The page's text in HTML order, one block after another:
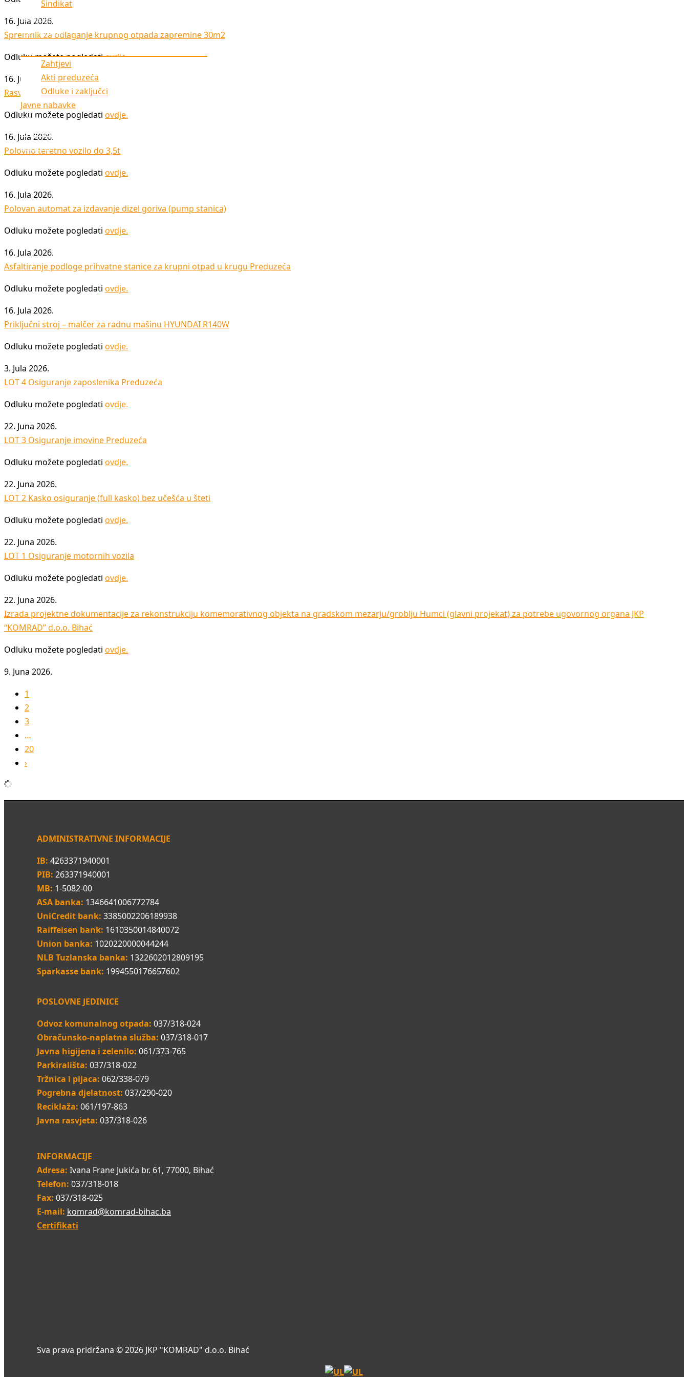
Sindikat
Galerija
Dokumenti
Zahtjevi
Akti preduzeća
Odluke i zaključci
Javne nabavke
Cjenovnik
Krupni otpad
Kontakt
16. Jula 2026.
Spremnik za odlaganje krupnog otpada zapremine 30m2
Odluku možete pogledatiovdje.
16. Jula 2026.
Rasvjetna oprema i potrošni materijal
Odluku možete pogledati ovdje.
16. Jula 2026.
Polovno teretno vozilo do 3,5t
Odluku možete pogledati ovdje.
16. Jula 2026.
Polovan automat za izdavanje dizel goriva (pump stanica)
Odluku možete pogledati ovdje.
16. Jula 2026.
Asfaltiranje podloge prihvatne stanice za krupni otpad u krugu Preduzeća
Odluku možete pogledati ovdje.
16. Jula 2026.
Priključni stroj – malčer za radnu mašinu HYUNDAI R140W
Odluku možete pogledati ovdje.
3. Jula 2026.
LOT 4 Osiguranje zaposlenika Preduzeća
Odluku možete pogledati ovdje.
22. Juna 2026.
LOT 3 Osiguranje imovine Preduzeća
Odluku možete pogledati ovdje.
22. Juna 2026.
LOT 2 Kasko osiguranje (full kasko) bez učešća u šteti
Odluku možete pogledati ovdje.
22. Juna 2026.
LOT 1 Osiguranje motornih vozila
Odluku možete pogledati ovdje.
22. Juna 2026.
Izrada projektne dokumentacije za rekonstrukciju komemorativnog objekta na gradskom mezarju/groblju Humci (glavni projekat) za potrebe ugovornog organa JKP
“KOMRAD” d.o.o. Bihać
Odluku možete pogledati ovdje.
9. Juna 2026.
1
2
3
…
20
›
ADMINISTRATIVNE INFORMACIJE
IB: 4263371940001
PIB: 263371940001
MB: 1-5082-00
ASA banka: 1346641006772784
UniCredit bank: 3385002206189938
Raiffeisen bank: 1610350014840072
Union banka: 1020220000044244
NLB Tuzlanska banka: 1322602012809195
Sparkasse bank: 1994550176657602
POSLOVNE JEDINICE
Odvoz komunalnog otpada: 037/318-024
Obračunsko-naplatna služba: 037/318-017
Javna higijena i zelenilo: 061/373-765
Parkirališta: 037/318-022
Tržnica i pijaca: 062/338-079
Pogrebna djelatnost: 037/290-020
Reciklaža: 061/197-863
Javna rasvjeta: 037/318-026
INFORMACIJE
Adresa: Ivana Frane Jukića br. 61, 77000, Bihać
Telefon: 037/318-018
Fax: 037/318-025
E-mail: komrad@komrad-bihac.ba
Certifikati
Sva prava pridržana © 2026 JKP "KOMRAD" d.o.o. Bihać